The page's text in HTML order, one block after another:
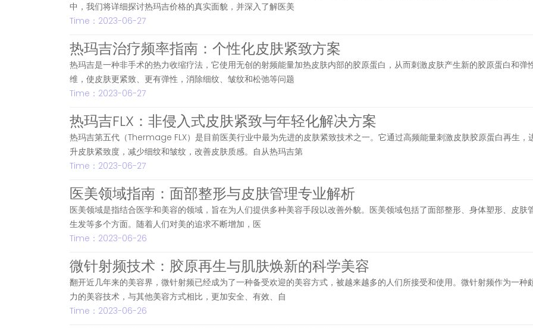
中，我们将详细探讨热玛吉价格的真实面貌，并深入了解医美
Time：2023-06-27
热玛吉治疗频率指南：个性化皮肤紧致方案
热玛吉是一种非手术的热力收缩疗法，它使用无创的射频能量加热皮肤内部的胶原蛋白，从而刺激皮肤产生新的胶原蛋白和弹
维，使皮肤更紧致、更有弹性，消除细纹、皱纹和松弛等问题
Time：2023-06-27
热玛吉FLX：非侵入式皮肤紧致与年轻化解决方案
热玛吉第五代（Thermage FLX）是目前医美行业中最为先进的皮肤紧致技术之一。它通过高频能量刺激皮肤胶原蛋白再生，
升皮肤紧致度，减少细纹和皱纹，改善皮肤质感。自从热玛吉第
Time：2023-06-27
医美领域指南：面部整形与皮肤管理专业解析
医美领域是指结合医学和美容的领域，旨在为人们提供多种美容手段以改善外貌。医美领域包括了面部整形、身体塑形、皮肤管
生发等多个方面。随着人们对美的追求不断增加，医
Time：2023-06-26
微针射频技术：胶原再生与肌肤焕新的科学美容
翻开近几年来的美容界，微针射频已经成为了一种备受欢迎的美容方式，被越来越多的人们所接受和使用。微针射频作为一种
力的美容技术，与其他美容方式相比，更加安全、有效、自
Time：2023-06-26